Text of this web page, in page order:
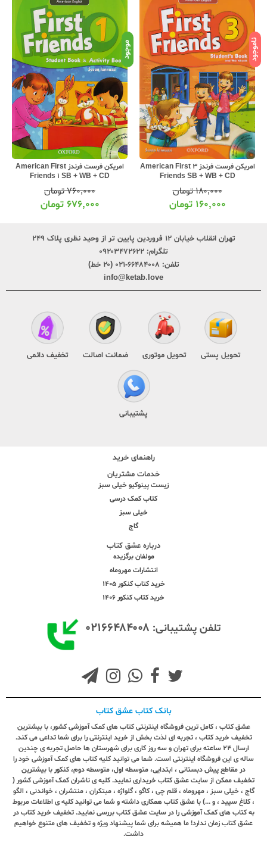
ناموجود
امریکن فرست فرندز 3 American First
Friends SB + WB + CD
۱۸۰,۰۰۰تومان
۱۶۰,۰۰۰ تومان
موجود
امریکن فرست فرندز American First
Friends 1 SB + WB + CD
۷۶۰,۰۰۰تومان
۶۷۶,۰۰۰ تومان
تهران انقلاب خیابان ۱۲ فروردین پایین تر از وحید نظری پلاک ۲۴۹
تلگرام: ۰۹۲۰۳۴۷۲۶۲۲
تلفن: ۶۶۴۸۴۰۰۸-۰۲۱ (۲۰ خط)
info@ketab.love
تحویل پستی تحویل موتوری ضمانت اصالت تخفیف دائمی
پشتیبانی
راهنمای خرید
خدمات مشتریان
زیست پینوکیو خیلی سبز
کتاب کمک درسی
خیلی سبز
گاج
درباره عشق کتاب
مولفان برگزیده
انتشارات مهروماه
خرید کتاب کنکور 1405
خرید کتاب کنکور 1406
تلفن پشتیبانی: ۰۲۱۶۶۴۸۴۰۰۸
بانک کتاب عشق کتاب
عشق کتاب ، کامل ترین فروشگاه اینترنتی کتاب های کمک آموزشی کشور، با بیشترین
تخفیف خرید کتاب ، تجربه ای لذت بخش از خرید اینترنتی را برای شما تداعی می کند.
ارسال ٢٤ ساعته برای تهران و سه روز کاری برای شهرستان ها حاصل تجربه ی چندین
ساله ی این فروشگاه اینترنتی است. شما می توانید کلیه کتاب های کمک آموزشی خود را
در مقاطع پیش دبستانی ، ابتدایی، متوسطه اول، متوسطه دوم، کنکور با بیشترین
تخفیف ممکن از سایت عشق کتاب خریداری نمایید. کلیه ی ناشران کمک آموزشی کشور (
گاج ، خیلی سبز ، مهروماه ، قلم چی ، کاگو ، گلواژه ، مبتکران ، منتشران ، خواندنی ، الگو
، کلاغ سپید ، و ...) با عشق کتاب همکاری داشته و شما می توانید کلیه ی اطلاعات مربوط
به کتاب های کمک آموزشی را در سایت عشق کتاب بررسی نمایید. تخفیف خرید کتاب در
عشق کتاب زمان ندارد! ما همیشه برای شما پیشنهاد ویژه و تخفیف های متنوع خواهیم
داشت.